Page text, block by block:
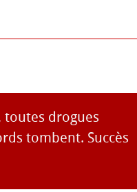
toutes drogues
tombent. Succès